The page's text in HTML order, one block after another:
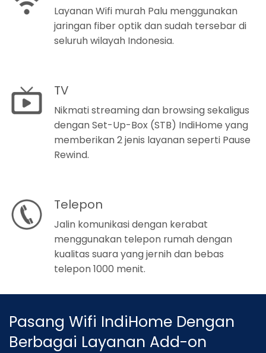
Layanan Wifi murah Palu menggunakan
jaringan fiber optik dan sudah tersebar di
seluruh wilayah Indonesia.
TV
Nikmati streaming dan browsing sekaligus
dengan Set-Up-Box (STB) IndiHome yang
memberikan 2 jenis layanan seperti Pause
Rewind.
Telepon
Jalin komunikasi dengan kerabat
menggunakan telepon rumah dengan
kualitas suara yang jernih dan bebas
telepon 1000 menit.
Pasang Wifi IndiHome Dengan
Berbagai Layanan Add-on